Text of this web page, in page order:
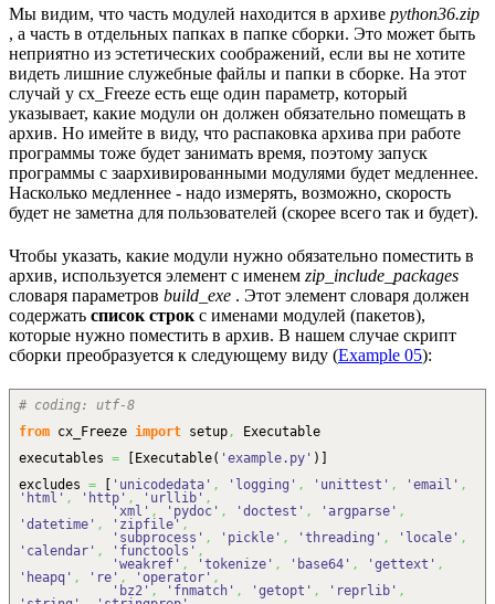
Мы видим, что часть модулей находится в архиве python36.zip
, а часть в отдельных папках в папке сборки. Это может быть
неприятно из эстетических соображений, если вы не хотите
видеть лишние служебные файлы и папки в сборке. На этот
случай у cx_Freeze есть еще один параметр, который
указывает, какие модули он должен обязательно помещать в
архив. Но имейте в виду, что распаковка архива при работе
программы тоже будет занимать время, поэтому запуск
программы с заархивированными модулями будет медленнее.
Насколько медленнее - надо измерять, возможно, скорость
будет не заметна для пользователей (скорее всего так и будет).
Чтобы указать, какие модули нужно обязательно поместить в
архив, используется элемент с именем zip_include_packages
словаря параметров build_exe . Этот элемент словаря должен
содержать список строк с именами модулей (пакетов),
которые нужно поместить в архив. В нашем случае скрипт
сборки преобразуется к следующему виду (Example 05):
# coding: utf-8
from cx_Freeze import setup,
Executable
executables = Executable( 'example.py' )
excludes = 'unicodedata' , 'logging' , 'unittest' , 'email' ,
'html' , 'http' , 'urllib' ,
'xml' , 'pydoc' , 'doctest' , 'argparse' ,
'datetime' , 'zipfile' ,
'subprocess' , 'pickle' , 'threading' , 'locale' ,
'calendar' , 'functools' ,
'weakref' , 'tokenize' , 'base64' , 'gettext' ,
'heapq' , 're' , 'operator' ,
'bz2' , 'fnmatch' , 'getopt' , 'reprlib' ,